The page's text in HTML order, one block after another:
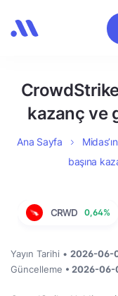
kazanç ve
Ana Sayfa
başına
CRWD 0,64%
Yayın Tarihi • 2026-06-
Güncelleme • 2026-06-